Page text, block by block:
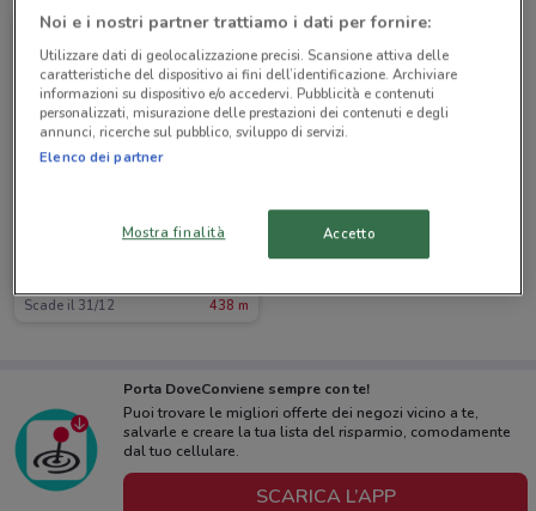
Scade il 31/12 438 m
Porta DoveConviene sempre con te!
Puoi trovare le migliori offerte dei negozi vicino a te,
salvarle e creare la tua lista del risparmio, comodamente
dal tuo cellulare.
SCARICA L’APP
Noi e i nostri partner trattiamo i dati per fornire:
Utilizzare dati di geolocalizzazione precisi. Scansione attiva delle
caratteristiche del dispositivo ai fini dell’identificazione. Archiviare
informazioni su dispositivo e/o accedervi. Pubblicità e contenuti
personalizzati, misurazione delle prestazioni dei contenuti e degli
annunci, ricerche sul pubblico, sviluppo di servizi.
Elenco dei partner
Mostra finalità Accetto